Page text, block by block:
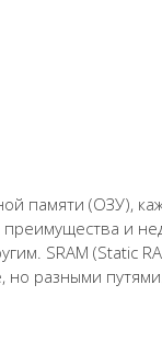
памяти (ОЗУ),
и
SRAM (Static
но разными